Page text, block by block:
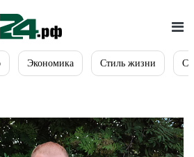
Экономика Стиль жизни